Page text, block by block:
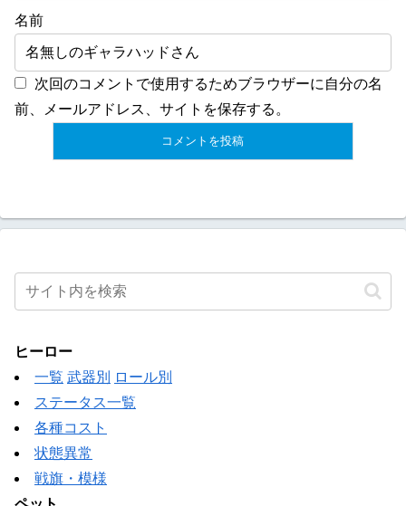
名前
次回のコメントで使用するためブラウザーに自分の名
前、メールアドレス、サイトを保存する。
ヒーロー
一覧 武器別
ロール別
ステータス一覧
各種コスト
状態異常
戦旗・模様